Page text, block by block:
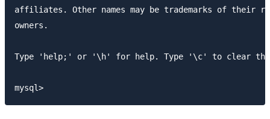
affiliates. Other names may be trademarks of their
owners.
Type 'help;' or '\h' for help. Type '\c' to clear the